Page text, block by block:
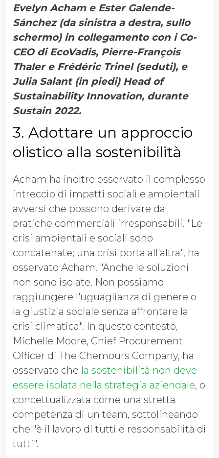
Evelyn Acham e Ester Galende-
Sánchez (da sinistra a destra, sullo
schermo) in collegamento con i Co-
CEO di EcoVadis, Pierre-François
Thaler e Frédéric Trinel (seduti), e
Julia Salant (in piedi) Head of
Sustainability Innovation, durante
Sustain 2022.
3. Adottare un approccio
olistico alla sostenibilità
Acham ha inoltre osservato il complesso
intreccio di impatti sociali e ambientali
avversi che possono derivare da
pratiche commerciali irresponsabili. "Le
crisi ambientali e sociali sono
concatenate; una crisi porta all'altra", ha
osservato Acham. "Anche le soluzioni
non sono isolate. Non possiamo
raggiungere l'uguaglianza di genere o
la giustizia sociale senza affrontare la
crisi climatica". In questo contesto,
Michelle Moore, Chief Procurement
Officer di The Chemours Company, ha
osservato che la sostenibilità non deve
essere isolata nella strategia aziendale, o
concettualizzata come una stretta
competenza di un team, sottolineando
che "è il lavoro di tutti e responsabilità di
tutti".